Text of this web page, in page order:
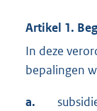
Artikel 1.
In deze
bepalingen
a.